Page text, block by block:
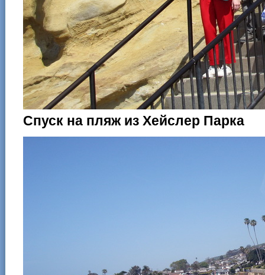
Спуск на пляж из Хейслер Парка